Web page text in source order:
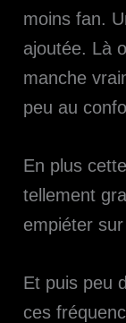
moins fan.
ajoutée. Là
manche
peu au
En plus
tellement
empiéter
Et puis peu
ces